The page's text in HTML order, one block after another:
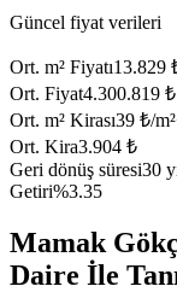
Güncel fiyat verileri
Ort. m² Fiyatı13.829
Ort. Fiyat4.300.819 ₺
Ort. m² Kirası39 ₺/m²
Ort. Kira3.904 ₺
Geri dönüş süresi30
Getiri%3.35
Mamak
Daire İle